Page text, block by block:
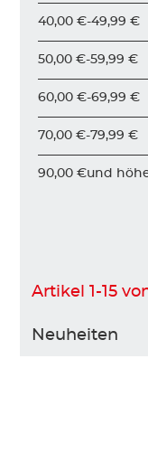
Artikel1 -15
40,00 €-49,99 €
50,00 €-59,99 €
60,00 €-69,99 €
70,00 €-79,99 €
90,00 €und